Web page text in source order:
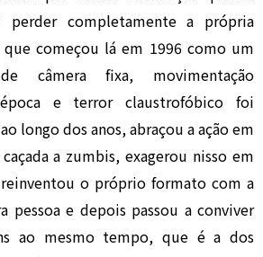
perder completamente a própria
começou lá em 1996 como um
câmera fixa, movimentação
e terror claustrofóbico foi
longo dos anos, abraçou a ação em
a zumbis, exagerou nisso em
o próprio formato com a
pessoa e depois passou a conviver
ao mesmo tempo, que é a dos